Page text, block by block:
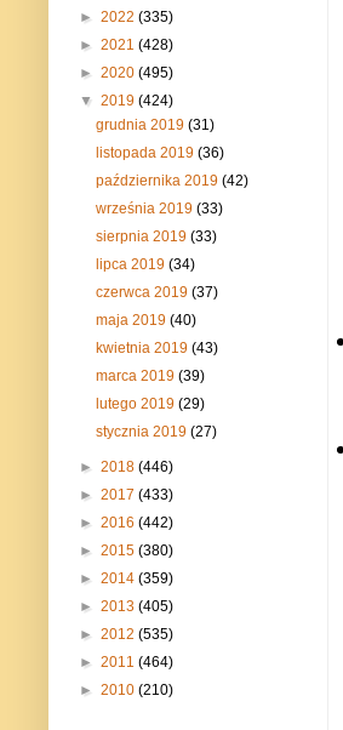
► 2022 (335)
► 2021 (428)
► 2020 (495)
▼ 2019 (424)
grudnia 2019(31)
listopada 2019(36)
października 2019(42)
września 2019(33)
sierpnia 2019(33)
lipca 2019(34)
czerwca 2019(37)
maja 2019(40)
kwietnia 2019(43)
marca 2019(39)
lutego 2019(29)
stycznia 2019(27)
► 2018 (446)
► 2017 (433)
► 2016 (442)
► 2015 (380)
► 2014 (359)
► 2013 (405)
► 2012 (535)
► 2011 (464)
► 2010 (210)